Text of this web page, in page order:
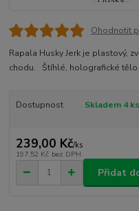
Ohodnotit
Rapala Husky Jerk je plastový,
chodu. Štíhlé, holografické tělo
Dostupnost Skladem 4 ks
239,00 Kč/ks
197,52 Kč bez DPH
Přidat